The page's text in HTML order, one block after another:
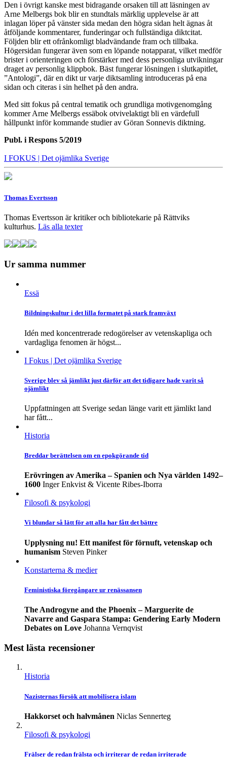
Den i övrigt kanske mest bidragande orsaken till att läsningen av
Arne Melbergs bok blir en stundtals märklig upplevelse är att
inlagan löper på vänster sida medan den högra sidan helt ägnas åt
åtföljande kommentarer, funderingar och fullständiga diktcitat.
Följden blir ett ofrånkomligt bladvändande fram och tillbaka.
Högersidan fungerar även som en löpande notapparat, vilket medför
brister i orienteringen och förstärker med dess personliga utvikningar
draget av personlig klippbok. Bäst fungerar lösningen i slutkapitlet,
”Antologi”, där en dikt ur varje diktsamling introduceras på ena
sidan och citeras i sin helhet på den andra.
Med sitt fokus på central tematik och grundliga motivgenomgång
kommer Arne Melbergs essäbok otvivelaktigt bli en värdefull
hållpunkt inför kommande studier av Göran Sonnevis diktning.
Publ. iRespons 5/2019
I FOKUS | Det ojämlika Sverige
Thomas Evertsson
Thomas Evertsson är kritiker och bibliotekarie på Rättviks
kulturhus. Läs alla texter
Ur samma nummer
Essä
Bildningskultur i det lilla formatet på stark framväxt
Idén med koncentrerade redogörelser av vetenskapliga och
vardagliga fenomen är högst...
I Fokus | Det ojämlika Sverige
Sverige blev så jämlikt just därför att det tidigare hade varit så
ojämlikt
Uppfattningen att Sverige sedan länge varit ett jämlikt land
har fått...
Historia
Breddar berättelsen om en epokgörande tid
Erövringen av Amerika – Spanien och Nya världen 1492–
1600 Inger Enkvist & Vicente Ribes-Iborra
Filosofi & psykologi
Vi blundar så lätt för att alla har fått det bättre
Upplysning nu! Ett manifest för förnuft, vetenskap och
humanism Steven Pinker
Konstarterna & medier
Feministiska föregångare ur renässansen
The Androgyne and the Phoenix – Marguerite de
Navarre and Gaspara Stampa: Gendering Early Modern
Debates on Love Johanna Vernqvist
Mest lästa recensioner
Historia
Nazisternas försök att mobilisera islam
Hakkorset och halvmånen Niclas Sennerteg
Filosofi & psykologi
Frälser de redan frälsta och irriterar de redan irriterade